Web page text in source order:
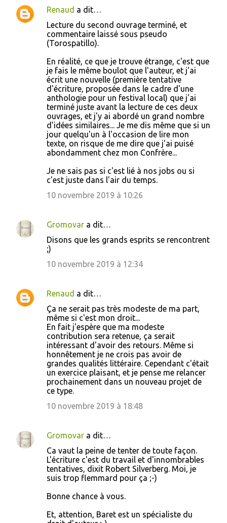
Renaud a dit…
Lecture du second ouvrage terminé, et
commentaire laissé sous pseudo
(Torospatillo).
En réalité, ce que je trouve étrange, c'est que
je fais le même boulot que l'auteur, et j'ai
écrit une nouvelle (première tentative
d'écriture, proposée dans le cadre d'une
anthologie pour un festival local) que j'ai
terminé juste avant la lecture de ces deux
ouvrages, et j'y ai abordé un grand nombre
d'idées similaires... Je me dis même que si un
jour quelqu'un à l'occasion de lire mon
texte, on risque de me dire que j'ai puisé
abondamment chez mon Confrère...
Je ne sais pas si c'est lié à nos jobs ou si
c'est juste dans l'air du temps.
10 novembre 2019 à 10:26
Gromovar a dit…
Disons que les grands esprits se rencontrent
;)
10 novembre 2019 à 12:34
Renaud a dit…
Ça ne serait pas très modeste de ma part,
même si c'est mon droit...
En fait j'espère que ma modeste
contribution sera retenue, ça serait
intéressant d'avoir des retours. Même si
honnêtement je ne crois pas avoir de
grandes qualités littéraire. Cependant c'était
un exercice plaisant, et je pense me relancer
prochainement dans un nouveau projet de
ce type.
10 novembre 2019 à 18:48
Gromovar a dit…
Ca vaut la peine de tenter de toute façon.
L'écriture c'est du travail et d'innombrables
tentatives, dixit Robert Silverberg. Moi, je
suis trop flemmard pour ça ;-)
Bonne chance à vous.
Et, attention, Baret est un spécialiste du